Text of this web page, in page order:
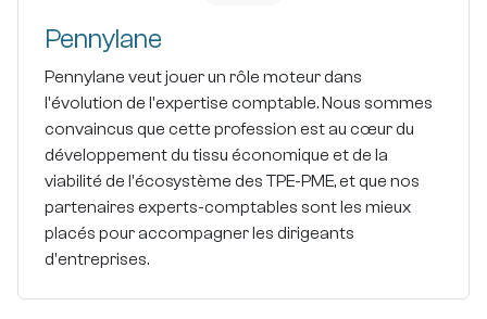
Pennylane
Pennylane veut jouer un rôle moteur dans
l'évolution de l'expertise comptable. Nous sommes
convaincus que cette profession est au cœur du
développement du tissu économique et de la
viabilité de l'écosystème des TPE-PME, et que nos
partenaires experts-comptables sont les mieux
placés pour accompagner les dirigeants
d'entreprises.